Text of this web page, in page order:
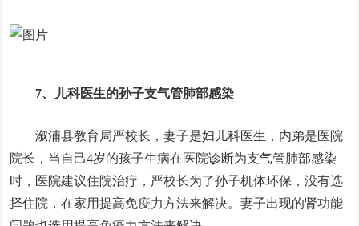
7、儿科医生的孙子支气管肺部感染
溆浦县教育局严校长，妻子是妇儿科医生，内弟是医院
院长，当自己4岁的孩子生病在医院诊断为支气管肺部感染
时，医院建议住院治疗，严校长为了孙子机体环保，没有选
择住院，在家用提高免疫力方法来解决。妻子出现的肾功能